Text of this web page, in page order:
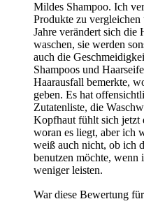
Mildes Shampoo. Ich
Produkte zu
Jahre verändert sich die
waschen, sie werden
auch die
Shampoos und
Haarausfall bemerkte,
geben. Es hat
Zutatenliste, die
Kopfhaut fühlt sich jetzt
woran es liegt, aber ich
weiß auch nicht, ob ich
benutzen möchte, wenn
weniger leisten.
War diese Bewertung